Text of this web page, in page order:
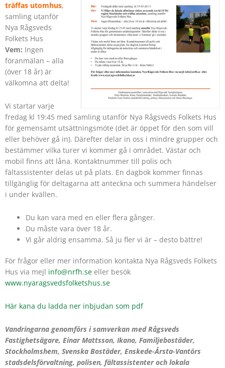
träffas utomhus,
samling utanför
Nya Rågsveds
Folkets Hus
Vem: Ingen
föranmälan – alla
(över 18 år) är
välkomna att delta!
Vi startar varje
fredag kl 19:45 med samling utanför Nya Rågsveds Folkets Hus
för gemensamt utsättningsmöte (det är öppet för den som vill
eller behöver gå in). Därefter delar in oss i mindre grupper och
bestämmer vilka turer vi kommer gå i området. Västar och
mobil finns att låna. Kontaktnummer till polis och
fältassistenter delas ut på plats. En dagbok kommer finnas
tillgänglig för deltagarna att anteckna och summera händelser
i under kvällen.
Du kan vara med en eller flera gånger.
Du måste vara över 18 år.
Vi går aldrig ensamma. Så ju fler vi är – desto bättre!
För frågor eller mer information kontakta Nya Rågsveds Folkets
Hus via mejl info@nrfh.se eller besök
www.nyaragsvedsfolketshus.se
Här kana du ladda ner inbjudan som pdf
Vandringarna genomförs i samverkan med Rågsveds
Fastighetsägare, Einar Mattsson, Ikano, Familjebostäder,
Stockholmshem, Svenska Bostäder, Enskede-Årsta-Vantörs
stadsdelsförvaltning, polisen, fältassistenter och lokala